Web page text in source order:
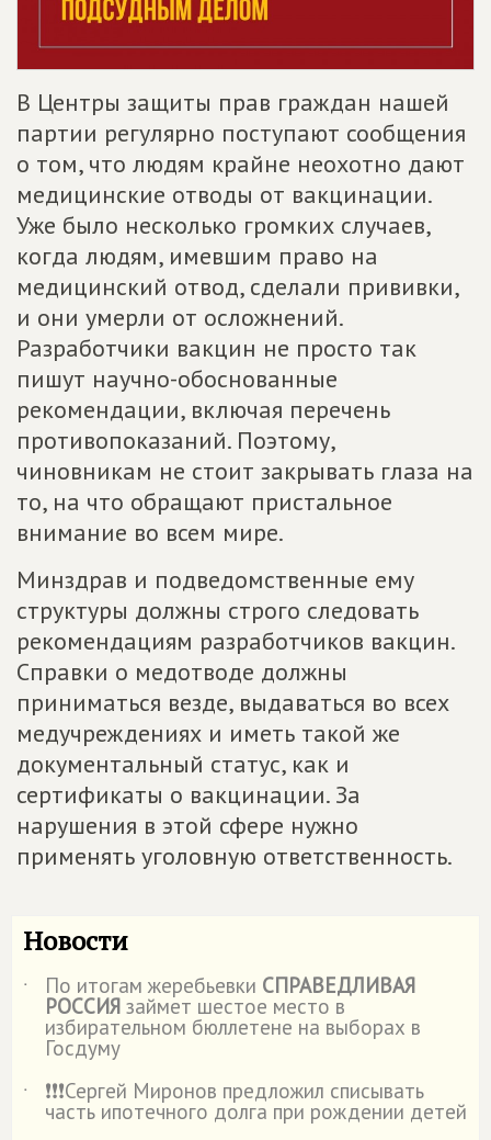
В Центры защиты прав граждан нашей
партии регулярно поступают сообщения
о том, что людям крайне неохотно дают
медицинские отводы от вакцинации.
Уже было несколько громких случаев,
когда людям, имевшим право на
медицинский отвод, сделали прививки,
и они умерли от осложнений.
Разработчики вакцин не просто так
пишут научно-обоснованные
рекомендации, включая перечень
противопоказаний. Поэтому,
чиновникам не стоит закрывать глаза на
то, на что обращают пристальное
внимание во всем мире.
Минздрав и подведомственные ему
структуры должны строго следовать
рекомендациям разработчиков вакцин.
Справки о медотводе должны
приниматься везде, выдаваться во всех
медучреждениях и иметь такой же
документальный статус, как и
сертификаты о вакцинации. За
нарушения в этой сфере нужно
применять уголовную ответственность.
Новости
˙ По итогам жеребьевки СПРАВЕДЛИВАЯ
РОССИЯ займет шестое место в
избирательном бюллетене на выборах в
Госдуму
˙
❗️❗️❗️Сергей Миронов предложил списывать
часть ипотечного долга при рождении детей